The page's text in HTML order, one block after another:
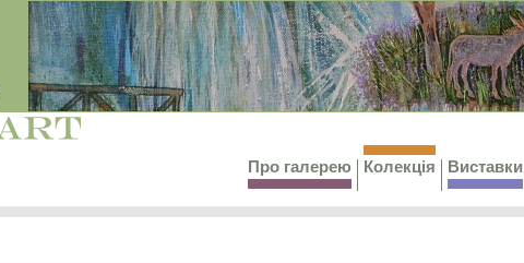
Про галерею Колекція Виставки